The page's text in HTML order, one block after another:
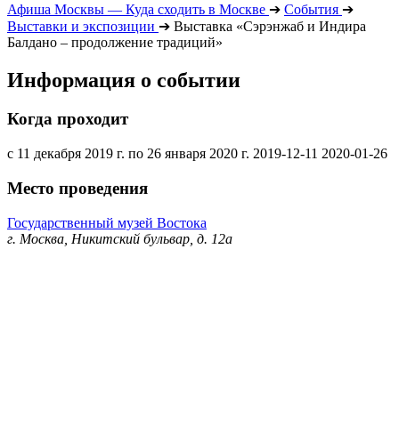
Афиша Москвы — Куда сходить в Москве ➔ События ➔
Выставки и экспозиции ➔ Выставка «Сэрэнжаб и Индира
Балдано – продолжение традиций»
Информация о событии
Когда проходит
с 11 декабря 2019 г. по 26 января 2020 г. 2019-12-11 2020-01-26
Место проведения
Государственный музей Востока
г. Москва, Никитский бульвар, д. 12а